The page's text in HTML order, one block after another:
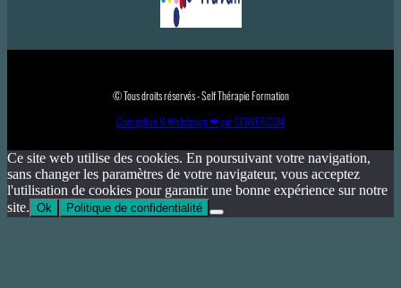
© Tous droits réservés - Self Thérapie Formation
Conception & Webdesign ❤ par GENVER.COM
Ce site web utilise des cookies. En poursuivant votre navigation,
sans changer les paramètres de votre navigateur, vous acceptez
l'utilisation de cookies pour garantir une bonne expérience sur notre
site. Ok Politique de confidentialité